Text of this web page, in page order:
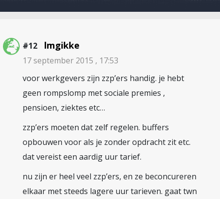
#12 lmgikke
17 september 2015 , 17:53
voor werkgevers zijn zzp’ers handig. je hebt
geen rompslomp met sociale premies ,
pensioen, ziektes etc…
zzp’ers moeten dat zelf regelen. buffers
opbouwen voor als je zonder opdracht zit etc.
dat vereist een aardig uur tarief.
nu zijn er heel veel zzp’ers, en ze beconcureren
elkaar met steeds lagere uur tarieven. gaat twn